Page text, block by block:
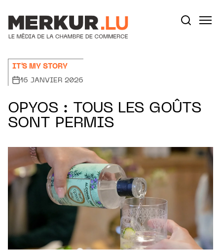
IT'S MY STORY
16 JANVIER 2026
OPYOS : TOUS LES GOÛTS
SONT PERMIS